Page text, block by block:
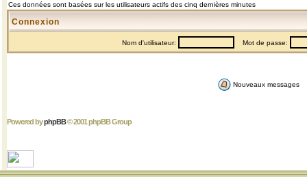
Ces données sont basées sur les utilisateurs actifs des cinq dernières minutes
Connexion
Nom d'utilisateur: Mot de passe:
Nouveaux messages
Powered byphpBB© 2001 phpBB Group